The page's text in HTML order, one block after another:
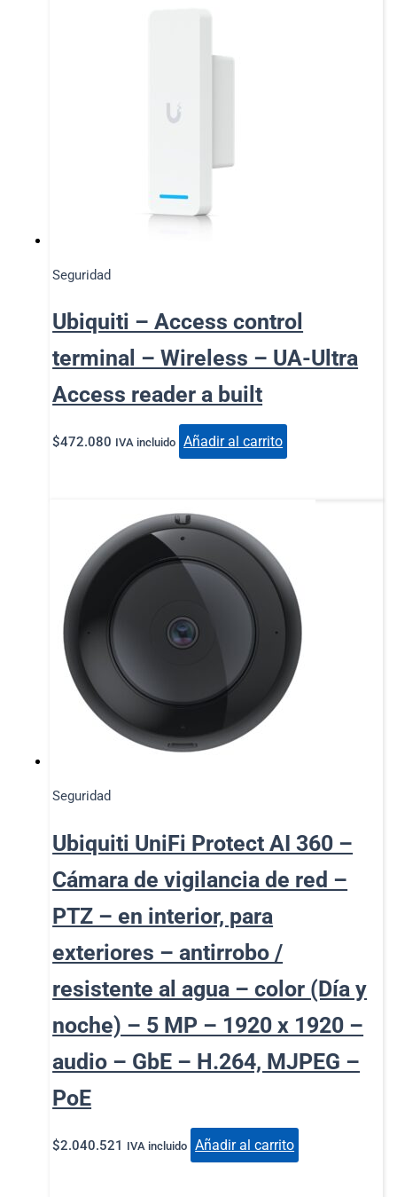
Seguridad
Ubiquiti – Access control
terminal – Wireless – UA-Ultra
Access reader a built
$472.080 IVA incluido Añadir al carrito
Seguridad
Ubiquiti UniFi Protect AI 360 –
Cámara de vigilancia de red –
PTZ – en interior, para
exteriores – antirrobo /
resistente al agua – color (Día y
noche) – 5 MP – 1920 x 1920 –
audio – GbE – H.264, MJPEG –
PoE
$2.040.521 IVA incluido Añadir al carrito